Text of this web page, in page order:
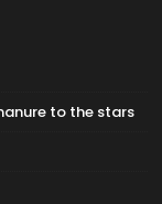
to the stars